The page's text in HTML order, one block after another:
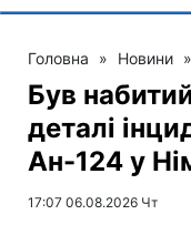
Головна » Новини »
Був
деталі
Ан-124 у
17:07 06.08.2026 Чт